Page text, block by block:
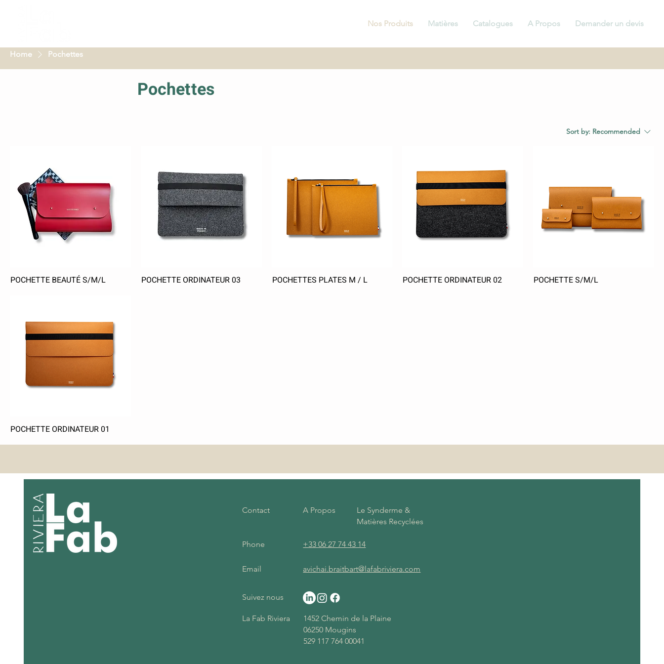
Nos Produits Matières Catalogues A Propos Demander un devis
Home Pochettes
Pochettes
Sort by: Recommended
POCHETTE BEAUTÉ S/M/L POCHETTE ORDINATEUR 03 POCHETTES PLATES M / L POCHETTE ORDINATEUR 02 POCHETTE S/M/L
POCHETTE ORDINATEUR 01
Contact
Phone
Email
Suivez nous
La Fab Riviera
A Propos
Le Synderme &
Matières Recyclées
+33 06 27 74 43 14
avichai.braitbart@lafabriviera.com
1452 Chemin de la Plaine
06250 Mougins
529 117 764 00041